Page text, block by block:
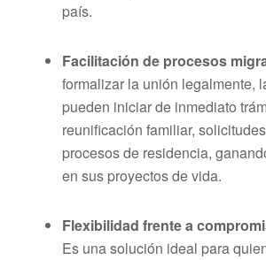
país.
Facilitación de procesos
formalizar la unión legalmente,
pueden iniciar de inmediato
reunificación familiar,
procesos de residencia,
en sus proyectos de vida.
Flexibilidad frente a
Es una solución ideal para